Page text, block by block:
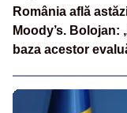
România află
Moody’s.
baza acestor